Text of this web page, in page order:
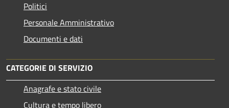
Politici
Personale Amministrativo
Documenti e dati
CATEGORIE DI SERVIZIO
Anagrafe e stato civile
Cultura e tempo libero